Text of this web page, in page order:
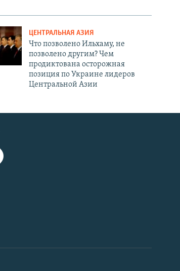
ЦЕНТРАЛЬНАЯ АЗИЯ
Что позволено Ильхаму, не
позволено другим? Чем
продиктована осторожная
позиция по Украине лидеров
Центральной Азии